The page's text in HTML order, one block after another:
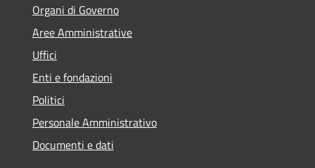
Organi di Governo
Aree Amministrative
Uffici
Enti e fondazioni
Politici
Personale Amministrativo
Documenti e dati